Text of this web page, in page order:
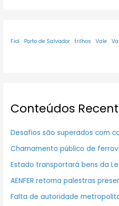
Fiol Porto de Salvador trilhos Vale
Conteúdos
Desafios são superados com
Chamamento público de
Estado transportará bens da
AENFER retoma palestras
Falta de autoridade